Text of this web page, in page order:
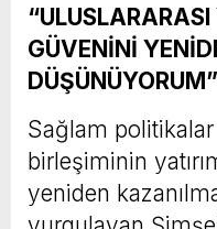
GÜVENİNİ
DÜŞÜNÜYORUM”
Sağlam politikalar
birleşiminin
yeniden